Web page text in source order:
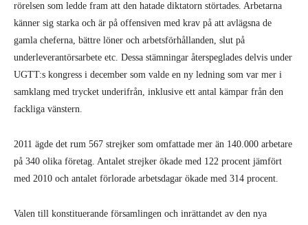
rörelsen som ledde fram att den hatade diktatorn störtades. Arbetarna
känner sig starka och är på offensiven med krav på att avlägsna de
gamla cheferna, bättre löner och arbetsförhållanden, slut på
underleverantörsarbete etc. Dessa stämningar återspeglades delvis under
UGTT:s kongress i december som valde en ny ledning som var mer i
samklang med trycket underifrån, inklusive ett antal kämpar från den
fackliga vänstern.
2011 ägde det rum 567 strejker som omfattade mer än 140.000 arbetare
på 340 olika företag. Antalet strejker ökade med 122 procent jämfört
med 2010 och antalet förlorade arbetsdagar ökade med 314 procent.
Valen till konstituerande församlingen och inrättandet av den nya